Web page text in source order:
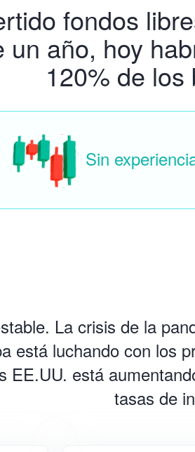
fondos
un año, hoy
120% de los
Sin
La crisis de la
está luchando con los
EE.UU. está
tasas de